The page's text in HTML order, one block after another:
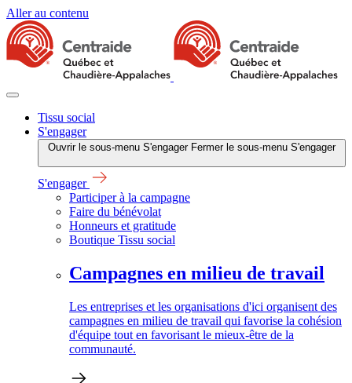
Aller au contenu
Tissu social
S'engager
Ouvrir le sous-menu S'engager Fermer le sous-menu S'engager
S'engager
Participer à la campagne
Faire du bénévolat
Honneurs et gratitude
Boutique Tissu social
Campagnes en milieu de travail
Les entreprises et les organisations d'ici organisent des
campagnes en milieu de travail qui favorise la cohésion
d'équipe tout en favorisant le mieux-être de la
communauté.